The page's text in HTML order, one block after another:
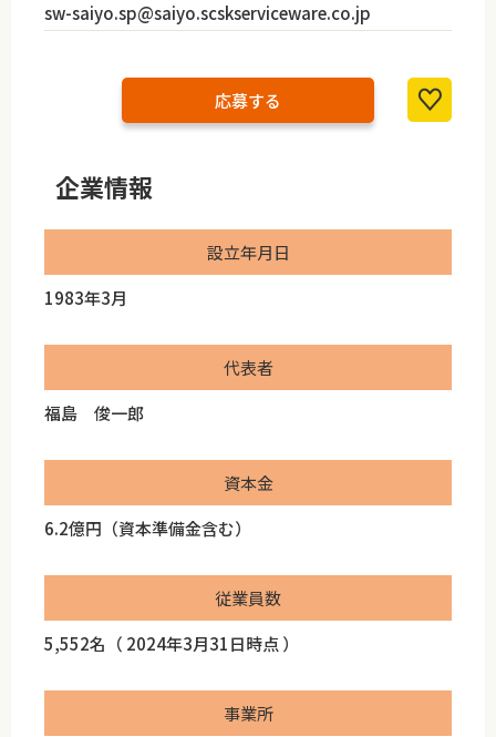
sw-saiyo.sp@saiyo.scskserviceware.co.jp
応募する
企業情報
設立年月日
1983年3月
代表者
福島 俊一郎
資本金
6.2億円（資本準備金含む）
従業員数
5,552名（ 2024年3月31日時点 ）
事業所